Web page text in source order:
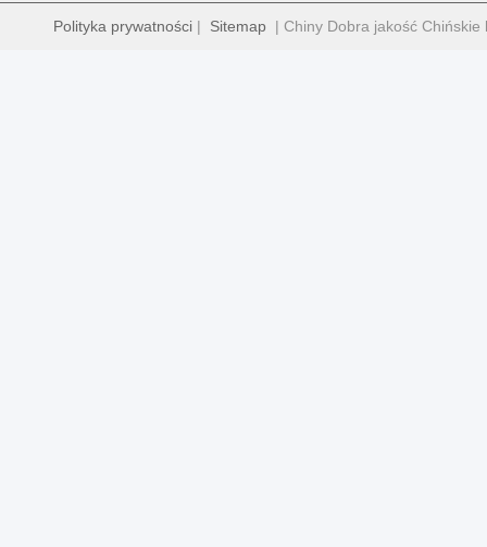
Polityka prywatności | Sitemap | Chiny Dobra jakość